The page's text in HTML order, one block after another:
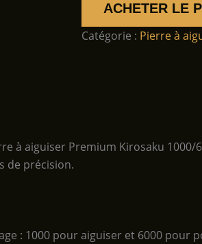
ACHETER LE
Catégorie : Pierre à
à aiguiser Premium Kirosaku 1000/
de précision.
: 1000 pour aiguiser et 6000 pour